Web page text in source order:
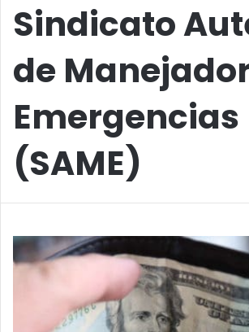
Sindicato
de
Emergencias
(SAME)